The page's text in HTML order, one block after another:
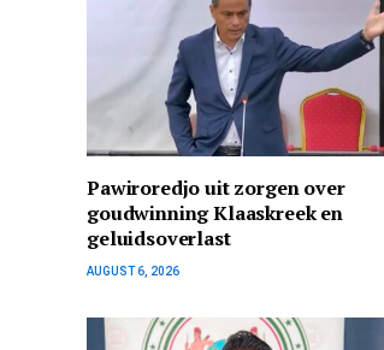
Pawiroredjo uit zorgen over
goudwinning Klaaskreek en
geluidsoverlast
AUGUST 6, 2026